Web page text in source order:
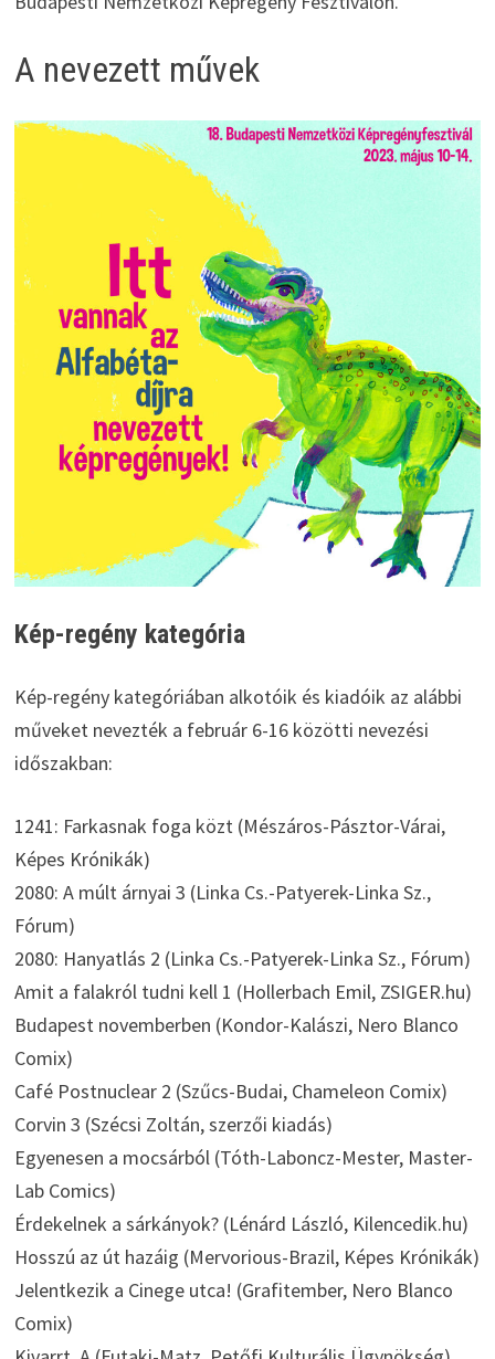
A nevezett művek
Kép-regény kategória
Kép-regény kategóriában alkotóik és kiadóik az alábbi
műveket nevezték a február 6-16 közötti nevezési
időszakban:
1241: Farkasnak foga közt (Mészáros-Pásztor-Várai,
Képes Krónikák)
2080: A múlt árnyai 3 (Linka Cs.-Patyerek-Linka Sz.,
Fórum)
2080: Hanyatlás 2 (Linka Cs.-Patyerek-Linka Sz., Fórum)
Amit a falakról tudni kell 1 (Hollerbach Emil, ZSIGER.hu)
Budapest novemberben (Kondor-Kalászi, Nero Blanco
Comix)
Café Postnuclear 2 (Szűcs-Budai, Chameleon Comix)
Corvin 3 (Szécsi Zoltán, szerzői kiadás)
Egyenesen a mocsárból (Tóth-Laboncz-Mester, Master-
Lab Comics)
Érdekelnek a sárkányok? (Lénárd László, Kilencedik.hu)
Hosszú az út hazáig (Mervorious-Brazil, Képes Krónikák)
Jelentkezik a Cinege utca! (Grafitember, Nero Blanco
Comix)